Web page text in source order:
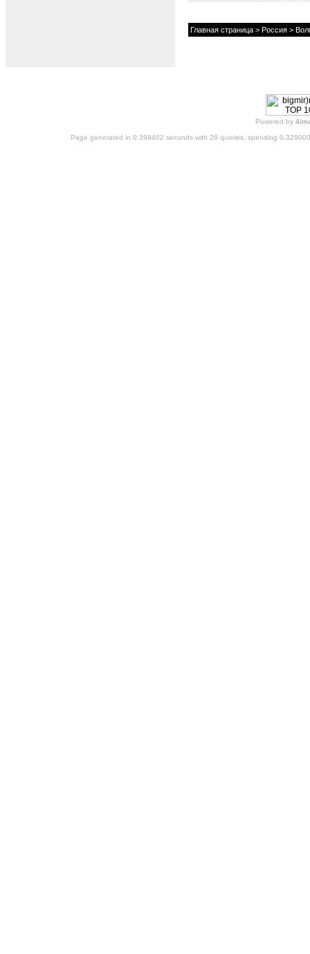
Главная страница > Россия >
Powered by
Page generated in 0.398402 seconds with 26 queries, spending